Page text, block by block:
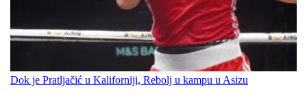
Dok je Pratljačić u Kaliforniji, Rebolj u kampu u Asizu